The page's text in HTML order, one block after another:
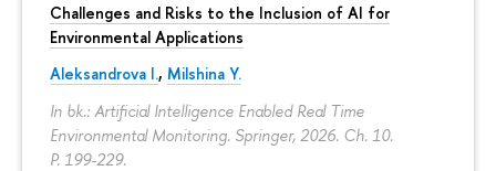
Challenges and Risks to the Inclusion of AI for
Environmental Applications
Aleksandrova I., Milshina Y.
In bk.: Artificial Intelligence Enabled Real Time
Environmental Monitoring. Springer, 2026. Ch. 10.
P. 199-229.